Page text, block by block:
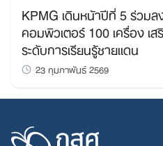
KPMG เดินหน้าปีที่ 5 ร่วม
คอมพิวเตอร์ 100 เครื่อง
ระดับการเรียนรู้ชายแดน
23 กุมภาพันธ์ 2569